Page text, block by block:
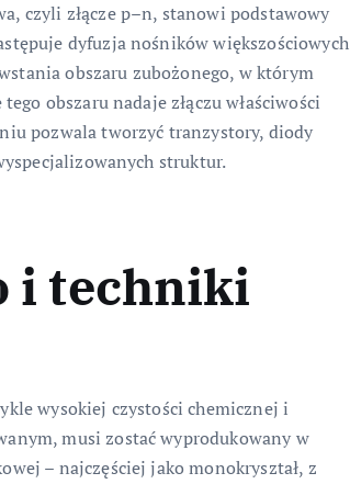
czyli złącze p–n, stanowi podstawowy
dyfuzja nośników większościowych
obszaru zubożonego, w którym
obszaru nadaje złączu właściwości
pozwala tworzyć tranzystory, diody
struktur.
i techniki
wysokiej czystości chemicznej i
musi zostać wyprodukowany w
– najczęściej jako monokryształ, z